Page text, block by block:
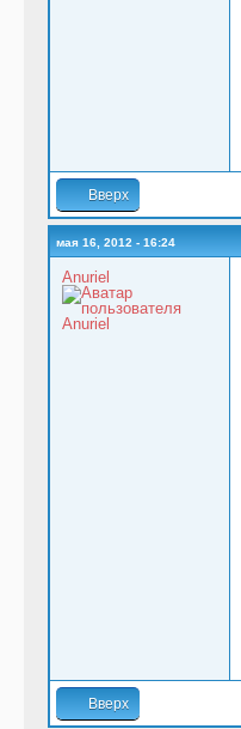
Вверх
мая 16, 2012 - 16:24
Anuriel
Вверх